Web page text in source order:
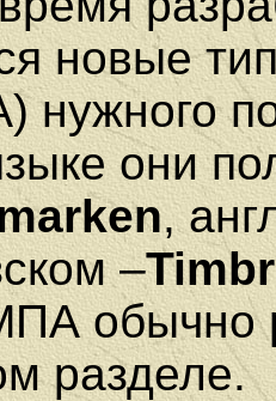
новые
нужного
они
,
–
обычно
разделе.